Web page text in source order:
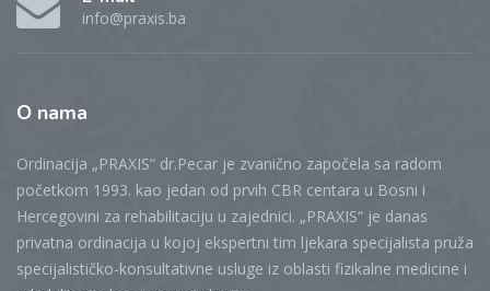
info@praxis.ba
O nama
Ordinacija „PRAXIS“ dr.Pecar je zvanično započela sa radom
početkom 1993. kao jedan od prvih CBR centara u Bosni i
Hercegovini za rehabilitaciju u zajednici. „PRAXIS“ je danas
privatna ordinacija u kojoj ekspertni tim ljekara specijalista pruža
specijalističko-konsultativne usluge iz oblasti fizikalne medicine i